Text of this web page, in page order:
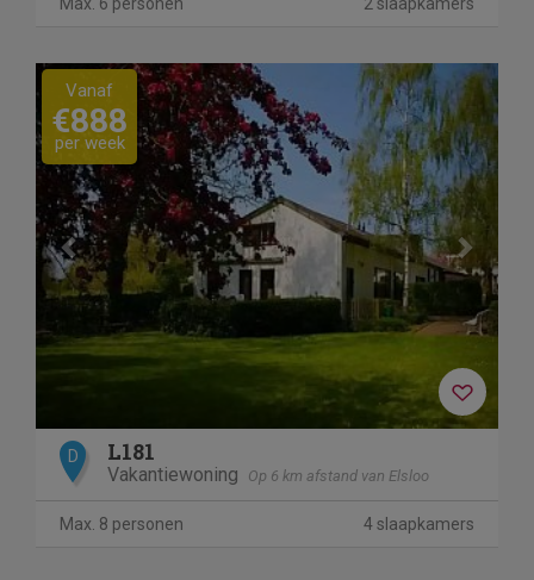
Previous Next
Vanaf
€888
per week
D L181
Vakantiewoning Op 6 km afstand van Elsloo
Max. 8 personen 4 slaapkamers